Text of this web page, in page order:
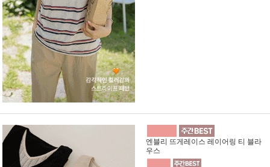
엔블리 뜨게레이스 레이어링 티 블라
우스